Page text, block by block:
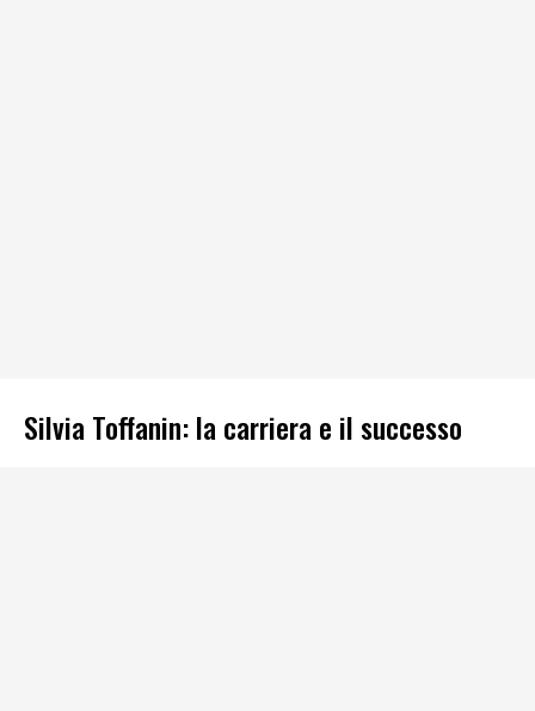
Silvia Toffanin: la carriera e il successo